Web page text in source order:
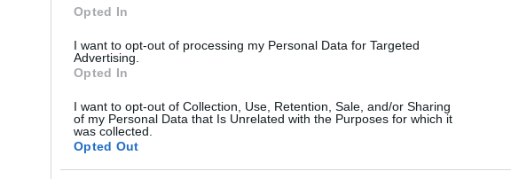
Opted In
I want to opt-out of processing my Personal Data for Targeted
Advertising.
Opted In
I want to opt-out of Collection, Use, Retention, Sale, and/or Sharing
of my Personal Data that Is Unrelated with the Purposes for which it
was collected.
Opted Out